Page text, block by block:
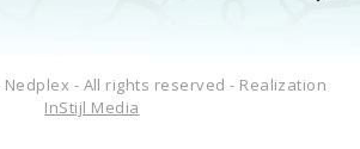
- All rights reserved - Realization
InStijl Media